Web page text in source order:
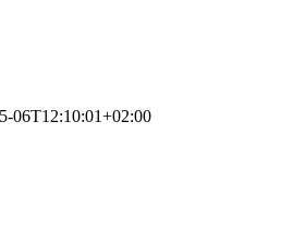
06T12:10:01+02:00